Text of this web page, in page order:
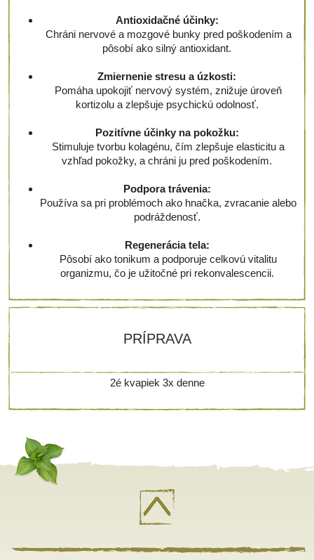
Antioxidačné účinky:
Chráni nervové a mozgové bunky pred poškodením a
pôsobí ako silný antioxidant.
Zmiernenie stresu a úzkosti:
Pomáha upokojiť nervový systém, znižuje úroveň
kortizolu a zlepšuje psychickú odolnosť.
Pozitívne účinky na pokožku:
Stimuluje tvorbu kolagénu, čím zlepšuje elasticitu a
vzhľad pokožky, a chráni ju pred poškodením.
Podpora trávenia:
Používa sa pri problémoch ako hnačka, zvracanie alebo
podráždenosť.
Regenerácia tela:
Pôsobí ako tonikum a podporuje celkovú vitalitu
organizmu, čo je užitočné pri rekonvalescencii.
PRÍPRAVA
2é kvapiek 3x denne